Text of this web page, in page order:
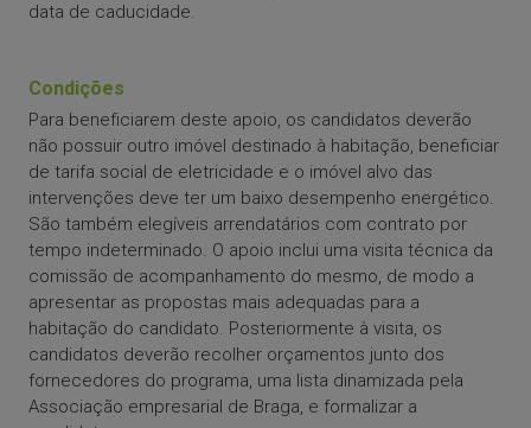
data de caducidade.
Condições
Para beneficiarem deste apoio, os candidatos deverão
não possuir outro imóvel destinado à habitação, beneficiar
de tarifa social de eletricidade e o imóvel alvo das
intervenções deve ter um baixo desempenho energético.
São também elegíveis arrendatários com contrato por
tempo indeterminado. O apoio inclui uma visita técnica da
comissão de acompanhamento do mesmo, de modo a
apresentar as propostas mais adequadas para a
habitação do candidato. Posteriormente à visita, os
candidatos deverão recolher orçamentos junto dos
fornecedores do programa, uma lista dinamizada pela
Associação empresarial de Braga, e formalizar a